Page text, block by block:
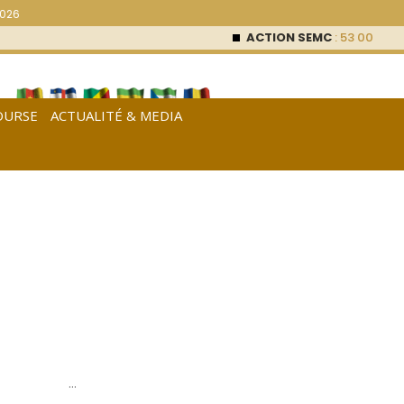
ACTION SEMC: 53 000FCFA (0
ACTUALITÉ & MEDIA
…